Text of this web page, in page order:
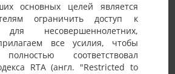
основных целей является
ограничить доступ к
для несовершеннолетних,
все усилия, чтобы
соответствовал
RTA (англ. "Restricted to